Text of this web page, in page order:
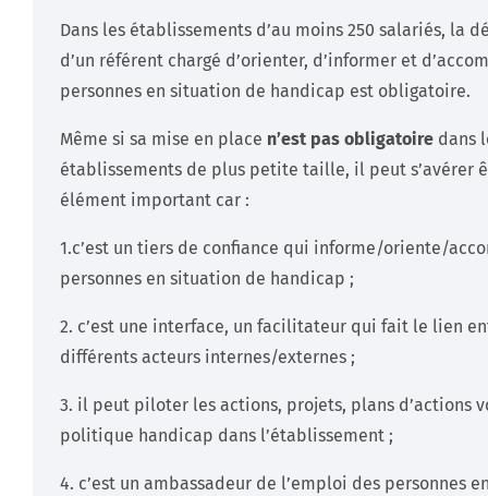
Dans les établissements d’au moins 250 salariés, la
d’un référent chargé d’orienter, d’informer et
personnes en situation de handicap est obligatoire.
Même si sa mise en place n’est pas obligatoire dans
établissements de plus petite taille, il peut s’avérer
élément important car :
1.c’est un tiers de confiance qui informe/oriente/
personnes en situation de handicap ;
2. c’est une interface, un facilitateur qui fait le lien
différents acteurs internes/externes ;
3. il peut piloter les actions, projets, plans d’actions
politique handicap dans l’établissement ;
4. c’est un ambassadeur de l’emploi des personnes